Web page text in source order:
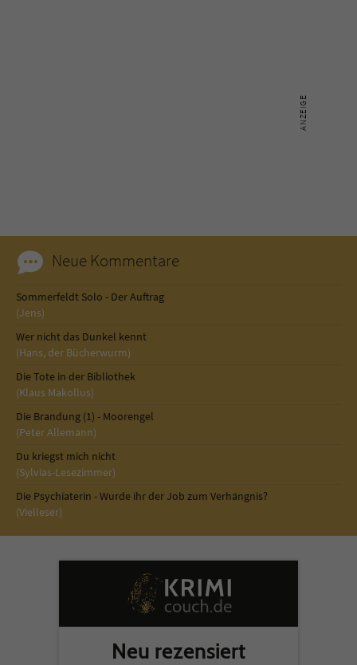
Neue Kommentare
Sommerfeldt Solo - Der Auftrag
(Jens)
Wer nicht das Dunkel kennt
(Hans, der Bücherwurm)
Die Tote in der Bibliothek
(Klaus Makollus)
Die Brandung (1) - Moorengel
(Peter Allemann)
Du kriegst mich nicht
(Sylvias-Lesezimmer)
Die Psychiaterin - Wurde ihr der Job zum Verhängnis?
(Vielleser)
Neu rezensiert